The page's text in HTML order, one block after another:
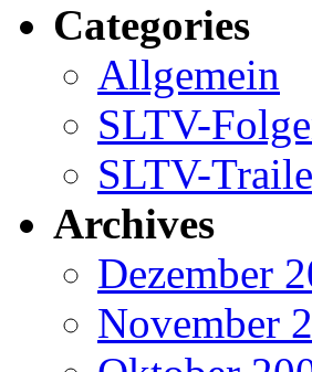
Categories
Allgemein
SLTV-
SLTV-
Archives
Dezember
November